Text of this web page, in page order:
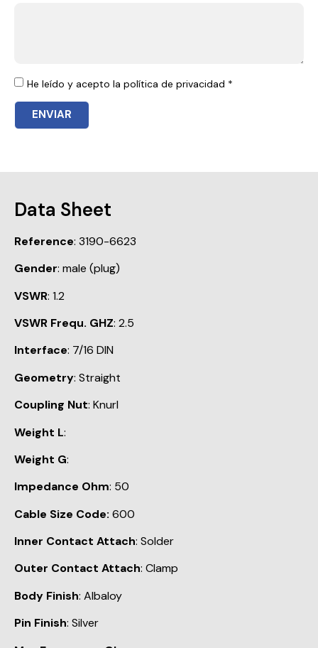
He leído y acepto la política de privacidad *
ENVIAR
Data Sheet
Reference: 3190-6623
Gender: male (plug)
VSWR: 1.2
VSWR Frequ. GHZ: 2.5
Interface: 7/16 DIN
Geometry: Straight
Coupling Nut: Knurl
Weight L:
Weight G:
Impedance Ohm: 50
Cable Size Code: 600
Inner Contact Attach: Solder
Outer Contact Attach: Clamp
Body Finish: Albaloy
Pin Finish: Silver